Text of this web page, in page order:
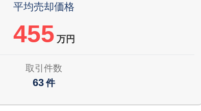
平均売却価格
455 万円
取引件数
63 件